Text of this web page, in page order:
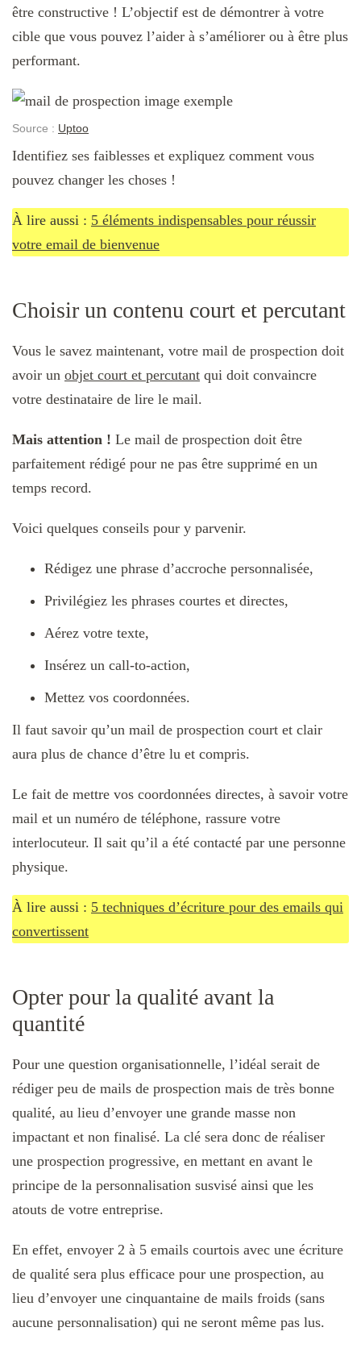
être constructive ! L’objectif est de démontrer à votre
cible que vous pouvez l’aider à s’améliorer ou à être plus
performant.
Source : Uptoo
Identifiez ses faiblesses et expliquez comment vous
pouvez changer les choses !
À lire aussi : 5 éléments indispensables pour réussir
votre email de bienvenue
Choisir un contenu court et percutant
Vous le savez maintenant, votre mail de prospection doit
avoir un objet court et percutant qui doit convaincre
votre destinataire de lire le mail.
Mais attention ! Le mail de prospection doit être
parfaitement rédigé pour ne pas être supprimé en un
temps record.
Voici quelques conseils pour y parvenir.
Rédigez une phrase d’accroche personnalisée,
Privilégiez les phrases courtes et directes,
Aérez votre texte,
Insérez un call-to-action,
Mettez vos coordonnées.
Il faut savoir qu’un mail de prospection court et clair
aura plus de chance d’être lu et compris.
Le fait de mettre vos coordonnées directes, à savoir votre
mail et un numéro de téléphone, rassure votre
interlocuteur. Il sait qu’il a été contacté par une personne
physique.
À lire aussi : 5 techniques d’écriture pour des emails qui
convertissent
Opter pour la qualité avant la
quantité
Pour une question organisationnelle, l’idéal serait de
rédiger peu de mails de prospection mais de très bonne
qualité, au lieu d’envoyer une grande masse non
impactant et non finalisé. La clé sera donc de réaliser
une prospection progressive, en mettant en avant le
principe de la personnalisation susvisé ainsi que les
atouts de votre entreprise.
En effet, envoyer 2 à 5 emails courtois avec une écriture
de qualité sera plus efficace pour une prospection, au
lieu d’envoyer une cinquantaine de mails froids (sans
aucune personnalisation) qui ne seront même pas lus.